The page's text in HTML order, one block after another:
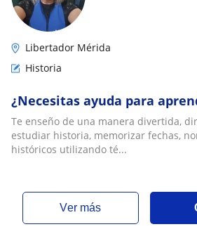
Libertador Mérida
Historia
¿Necesitas ayuda para
Te enseño de una manera divertida,
estudiar historia, memorizar fechas,
históricos utilizando té...
ver más